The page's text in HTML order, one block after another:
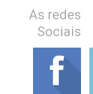
As redes
Sociais